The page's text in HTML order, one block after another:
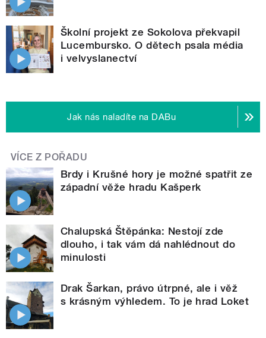
Školní projekt ze Sokolova překvapil
Lucembursko. O dětech psala média
i velvyslanectví
Jak nás naladíte na DABu
VÍCE Z POŘADU
Brdy i Krušné hory je možné spatřit ze
západní věže hradu Kašperk
Chalupská Štěpánka: Nestojí zde
dlouho, i tak vám dá nahlédnout do
minulosti
Drak Šarkan, právo útrpné, ale i věž
s krásným výhledem. To je hrad Loket